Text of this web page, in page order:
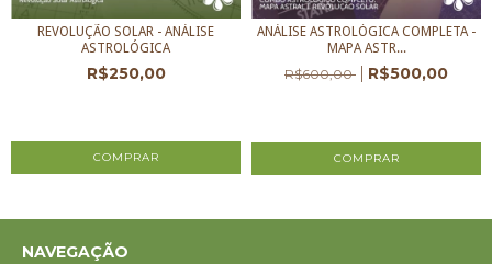
REVOLUÇÃO SOLAR - ANÁLISE
ASTROLÓGICA
R$250,00
ANÁLISE ASTROLÓGICA COMPLETA -
MAPA ASTR...
R$600,00 R$500,00
NAVEGAÇÃO